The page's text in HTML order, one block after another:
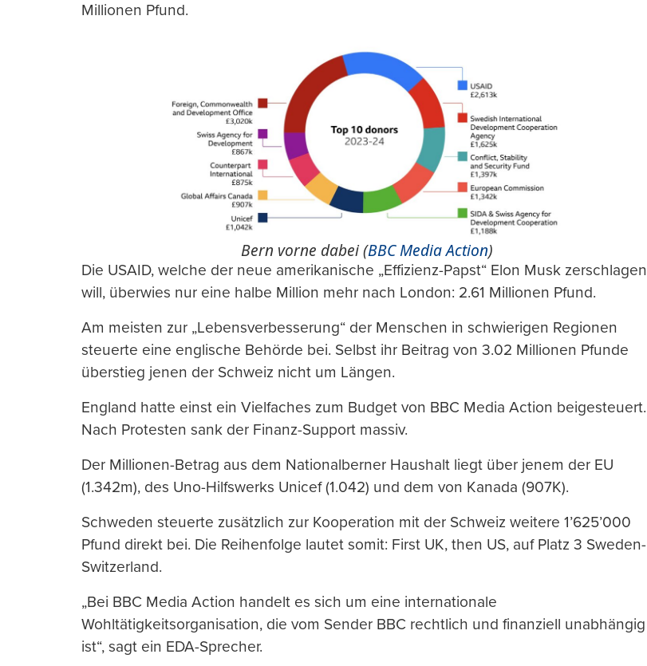
Millionen Pfund.
Bern vorne dabei (BBC Media Action)
Die USAID, welche der neue amerikanische „Effizienz-Papst“ Elon Musk zerschlagen
will, überwies nur eine halbe Million mehr nach London: 2.61 Millionen Pfund.
Am meisten zur „Lebensverbesserung“ der Menschen in schwierigen Regionen
steuerte eine englische Behörde bei. Selbst ihr Beitrag von 3.02 Millionen Pfunde
überstieg jenen der Schweiz nicht um Längen.
England hatte einst ein Vielfaches zum Budget von BBC Media Action beigesteuert.
Nach Protesten sank der Finanz-Support massiv.
Der Millionen-Betrag aus dem Nationalberner Haushalt liegt über jenem der EU
(1.342m), des Uno-Hilfswerks Unicef (1.042) und dem von Kanada (907K).
Schweden steuerte zusätzlich zur Kooperation mit der Schweiz weitere 1’625’000
Pfund direkt bei. Die Reihenfolge lautet somit: First UK, then US, auf Platz 3 Sweden-
Switzerland.
„Bei BBC Media Action handelt es sich um eine internationale
Wohltätigkeitsorganisation, die vom Sender BBC rechtlich und finanziell unabhängig
ist“, sagt ein EDA-Sprecher.